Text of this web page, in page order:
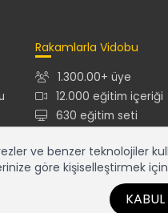
Rakamlarla Vidobu
1.300.00+ üye
12.000 eğitim içeriği
630 eğitim seti
ve benzer teknolojiler
göre kişiselleştirmek